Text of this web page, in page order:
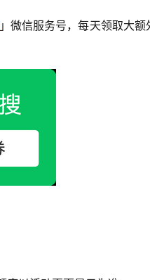
微信服务号，每天领取大额